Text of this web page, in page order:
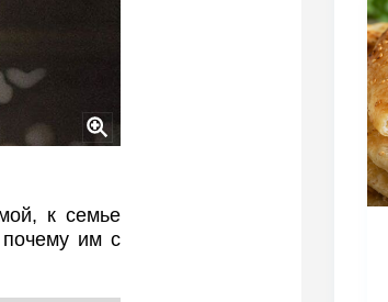
к семье
им с